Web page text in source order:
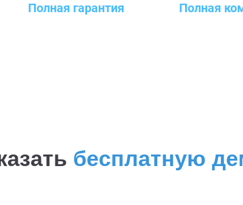
Полная гарантия Полная
бесплатную